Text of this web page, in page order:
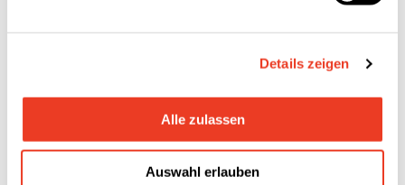
Details zeigen
Alle zulassen
Auswahl erlauben
Während der einjährigen Messkampagne werden Daten zu
Wind, Temperatur und Luftfeuchtigkeit erhoben.
Windmessmast liefert wichtige Ergebnisse